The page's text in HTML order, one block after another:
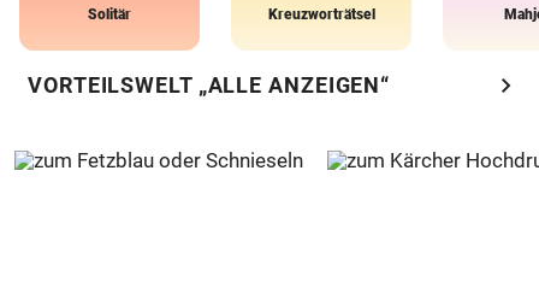
Solitär Kreuzworträtsel
VORTEILSWELT „ALLE ANZEIGEN“ chevron_right